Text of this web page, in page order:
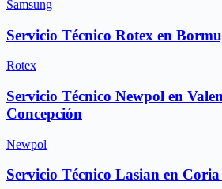
Samsung
Servicio Técnico Rotex en
Rotex
Servicio Técnico Newpol en
Concepción
Newpol
Servicio Técnico Lasian en